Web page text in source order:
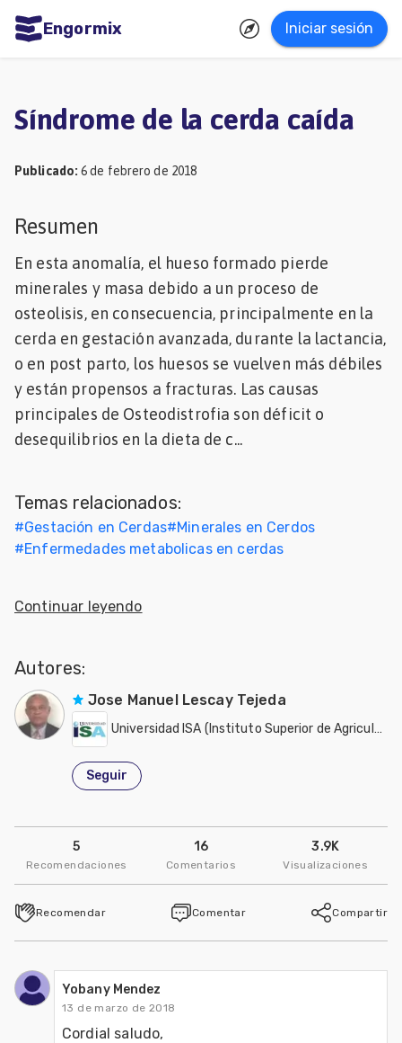
Engormix Iniciar sesión
Agricultura
Balanceados
Piensos
Avicultura
Ganadería
Lechería
Micotoxinas
Porcicultura
Mascotas
Síndrome de la cerda caída
Publicado: 6 de febrero de 2018
Resumen
En esta anomalía, el hueso formado pierde
minerales y masa debido a un proceso de
osteolisis, en consecuencia, principalmente en la
cerda en gestación avanzada, durante la lactancia,
o en post parto, los huesos se vuelven más débiles
y están propensos a fracturas. Las causas
principales de Osteodistrofia son déficit o
desequilibrios en la dieta de c...
Temas relacionados:
#Gestación en Cerdas#Minerales en Cerdos
#Enfermedades metabolicas en cerdas
Continuar leyendo
Autores:
Jose Manuel Lescay Tejeda
Universidad ISA (Instituto Superior de Agricultura)
Seguir
5
Recomendaciones
16
Comentarios
3.9K
Visualizaciones
Recomendar Comentar Compartir
Yobany Mendez
13 de marzo de 2018
Cordial saludo,